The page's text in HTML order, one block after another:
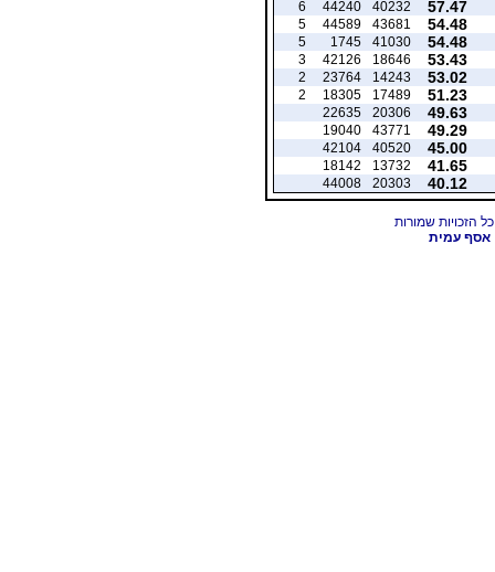
57.47
40232
44240
6
54.48
43681
44589
5
54.48
41030
1745
5
53.43
18646
42126
3
53.02
14243
23764
2
51.23
17489
18305
2
49.63
20306
22635
49.29
43771
19040
45.00
40520
42104
41.65
13732
18142
40.12
20303
44008
אסף עמית